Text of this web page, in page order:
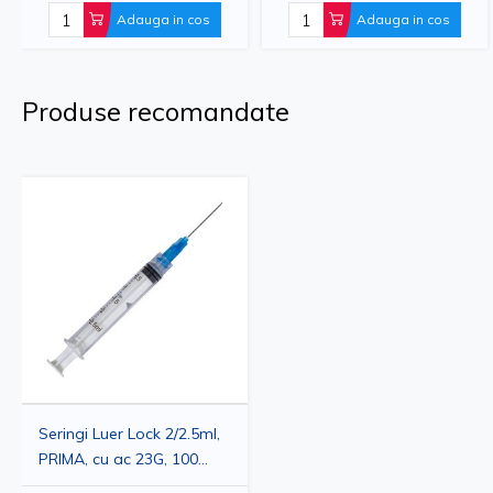
galbene, 0.90x38mm, 100
Adauga in cos
0.80x38mm, 100 buc,
Adauga in cos
Produse recomandate
Seringi Luer Lock 2/2.5ml,
PRIMA, cu ac 23G, 100
bucati